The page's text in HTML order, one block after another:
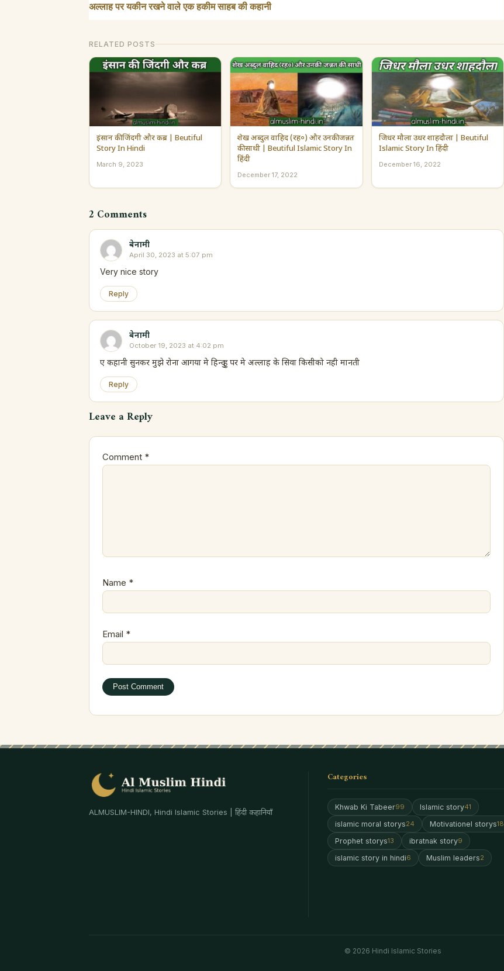
अल्लाह पर यकीन रखने वाले एक हकीम साहब की कहानी
RELATED POSTS
इंसान की जिंदगी और कब्र | Beutiful
Story In Hindi
March 9, 2023
शेख अब्दुल वाहिद (रह०) और उनकी जन्नत
की साथी | Beutiful Islamic Story In
हिंदी
December 17, 2022
जिधर मौला उधर शाहदौला | Beutiful
Islamic Story In हिंदी
December 16, 2022
2 Comments
बेनामी
April 30, 2023 at 5:07 pm
Very nice story
Reply
बेनामी
October 19, 2023 at 4:02 pm
ए कहानी सुनकर मुझे रोना आगया मे हिन्दु हु पर मे अल्लाह के सिवा किसीको नही मानती
Reply
Leave a Reply
Comment *
Name *
Email *
ALMUSLIM-HINDI, Hindi Islamic Stories | हिंदी कहानियाँ
Categories
Khwab Ki Tabeer99 Islamic story41
islamic moral storys24 Motivationel storys18
Prophet storys13 ibratnak story9
islamic story in hindi6 Muslim leaders2
© 2026 Hindi Islamic Stories